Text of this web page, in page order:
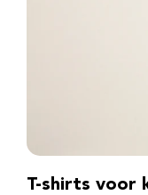
T-shirts voor